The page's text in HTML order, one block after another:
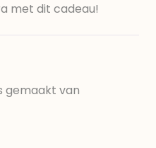
met dit cadeau!
gemaakt van